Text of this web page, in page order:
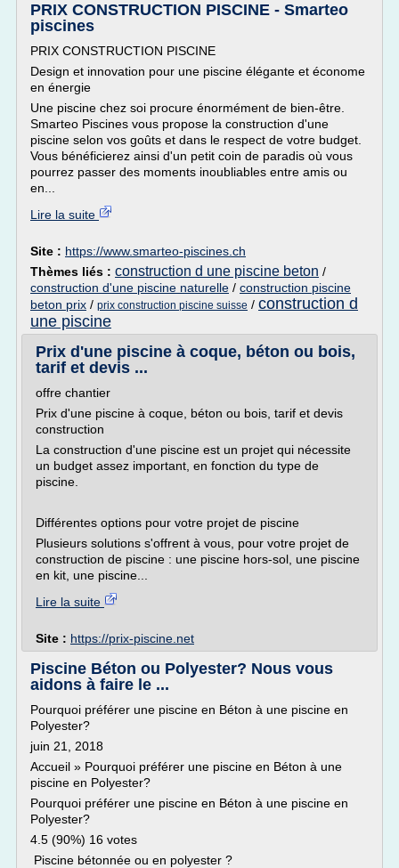
PRIX CONSTRUCTION PISCINE - Smarteo
piscines
PRIX CONSTRUCTION PISCINE
Design et innovation pour une piscine élégante et économe
en énergie
Une piscine chez soi procure énormément de bien-être.
Smarteo Piscines vous propose la construction d'une
piscine selon vos goûts et dans le respect de votre budget.
Vous bénéficierez ainsi d'un petit coin de paradis où vous
pourrez passer des moments inoubliables entre amis ou
en...
Lire la suite
Site : https://www.smarteo-piscines.ch
Thèmes liés : construction d une piscine beton /
construction d'une piscine naturelle / construction piscine
beton prix / prix construction piscine suisse / construction d
une piscine
Prix d'une piscine à coque, béton ou bois,
tarif et devis ...
offre chantier
Prix d'une piscine à coque, béton ou bois, tarif et devis
construction
La construction d'une piscine est un projet qui nécessite
un budget assez important, en fonction du type de
piscine.
Différentes options pour votre projet de piscine
Plusieurs solutions s'offrent à vous, pour votre projet de
construction de piscine : une piscine hors-sol, une piscine
en kit, une piscine...
Lire la suite
Site : https://prix-piscine.net
Piscine Béton ou Polyester? Nous vous
aidons à faire le ...
Pourquoi préférer une piscine en Béton à une piscine en
Polyester?
juin 21, 2018
Accueil » Pourquoi préférer une piscine en Béton à une
piscine en Polyester?
Pourquoi préférer une piscine en Béton à une piscine en
Polyester?
4.5 (90%) 16 votes
Piscine bétonnée ou en polyester ?